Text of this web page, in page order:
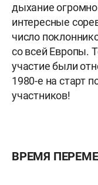
дыхание
интересные
число
со всей Европы.
участие были
1980-е на старт
участников!
ВРЕМЯ